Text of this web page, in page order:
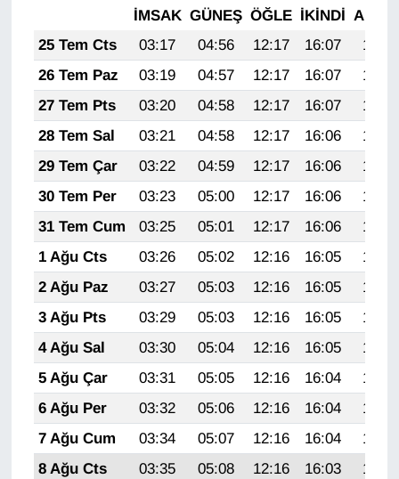
İMSAK GÜNEŞ ÖĞLE İKINDI
25 Tem Cts
03:17 04:56 12:17 16:07
19:27
26 Tem Paz
03:19 04:57 12:17 16:07
19:26
27 Tem Pts
03:20 04:58 12:17 16:07
19:26
28 Tem Sal
03:21 04:58 12:17 16:06
19:25
29 Tem Çar
03:22 04:59 12:17 16:06
19:24
30 Tem Per
03:23 05:00 12:17 16:06
19:23
31 Tem Cum
03:25 05:01 12:17 16:06
19:22
1 Ağu Cts
03:26 05:02 12:16 16:05
19:21
2 Ağu Paz
03:27 05:03 12:16 16:05
19:20
3 Ağu Pts
03:29 05:03 12:16 16:05
19:19
4 Ağu Sal
03:30 05:04 12:16 16:05
19:18
5 Ağu Çar
03:31 05:05 12:16 16:04
19:17
6 Ağu Per
03:32 05:06 12:16 16:04
19:16
7 Ağu Cum
03:34 05:07 12:16 16:04
19:15
8 Ağu Cts
03:35 05:08 12:16 16:03
19:14
Kim Kimdir?
Kültür & Sanat
KURDÎ
MAGAZİN
MEDYA
ONE EKONOMİ
POLİTİKA
Resmi İlanlar
RÖPORTAJ
SAĞLIK